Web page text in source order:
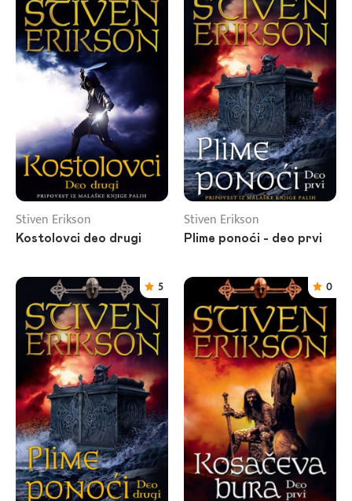
Stiven Erikson
Kostolovci deo drugi
Stiven Erikson
Plime ponoći - deo prvi
5 0